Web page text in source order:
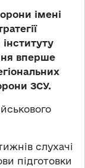
імені
вперше
ЗСУ.
слухачі
підготовки